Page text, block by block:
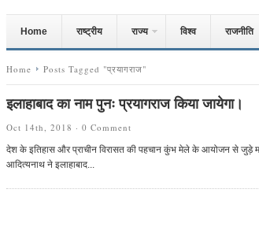
Home राष्ट्रीय राज्य विश्व राजनीति
Home Posts Tagged "प्रयागराज"
इलाहाबाद का नाम पुनः प्रयागराज किया जायेगा।
Oct 14th, 2018 · 0 Comment
देश के इतिहास और प्राचीन विरासत की पहचान कुंभ मेले के आयोजन से जुड़े
आदित्यनाथ ने इलाहाबाद...